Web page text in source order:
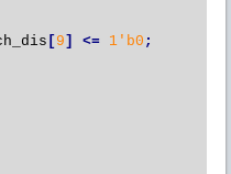
[ 9 ] <= 1'b0 ;